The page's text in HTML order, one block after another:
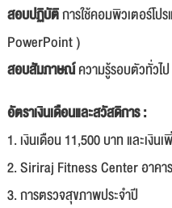
สอบปฏิบัติการใช้คอมพิวเตอร์โ
PowerPoint )
สอบสัมภาษณ์ความรู้รอบตัวทั่วไป
อัตราเงินเดือนและสวัสดิการ :
1. เงินเดือน 11,500 บาท และเงิ
2. Siriraj Fitness Center อาคา
3. การตรวจสุขภาพประจำปี